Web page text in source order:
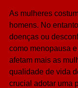
As mulheres
homens. No
doenças ou
como menopausa
afetam mais as
qualidade de vida
crucial adotar uma